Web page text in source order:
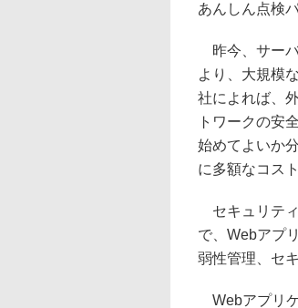
あんしん点検
昨今、サー
より、大規模
社によれば、
トワークの安
始めてよいか
に多額なコス
セキュリテ
で、Webアプ
弱性管理、セ
Webアプリ